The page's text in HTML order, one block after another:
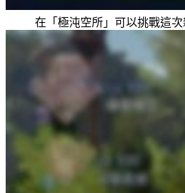
在「極沌空所」可以挑戰這